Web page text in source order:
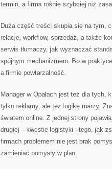
termin, a firma rośnie szybciej niż
Duża część treści skupia się na tym,
relacje, workflow, sprzedaż, a także
serwis tłumaczy, jak wyznaczać
spójnym mechanizmem. Bo w
a firmie powtarzalność.
Manager w Opałach jest też dla tych,
tylko reklamy, ale też logikę marży.
światem online. Z jednej strony
drugiej – kwestie logistyki i tego, jak
firmach problemem nie jest brak
zamieniać pomysły w plan.